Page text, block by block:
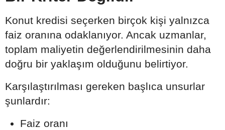
Konut kredisi seçerken birçok kişi yalnızca
faiz oranına odaklanıyor. Ancak uzmanlar,
toplam maliyetin değerlendirilmesinin daha
doğru bir yaklaşım olduğunu belirtiyor.
Karşılaştırılması gereken başlıca unsurlar
şunlardır:
Faiz oranı